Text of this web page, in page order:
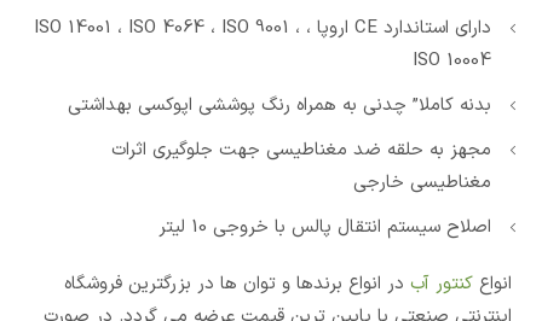
دارای استاندارد CE اروپا ، ISO 14001 ، ISO 4064 ، ISO 9001 ،
ISO 10004
بدنه کاملا” چدنی به همراه رنگ پوششی اپوکسی بهداشتی
مجهز به حلقه ضد مغناطیسی جهت جلوگیری اثرات
مغناطیسی خارجی
اصلاح سیستم انتقال پالس با خروجی 10 لیتر
انواع کنتور آب در انواع برندها و توان ها در بزرگترین فروشگاه